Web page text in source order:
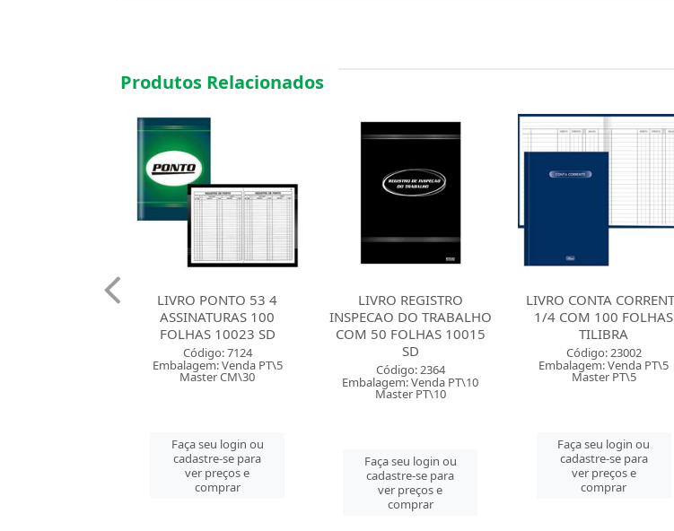
Produtos Relacionados
LIVRO REGISTRO
INSPECAO DO TRABALHO
COM 50 FOLHAS 10015
SD
Código: 2364
Embalagem: Venda PT\10
Faça seu login ou
cadastre-se para
ver preços e
LIVRO CONTA CORRENTE
1/4 COM 100 FOLHAS
TILIBRA
Código: 23002
Embalagem: Venda PT\5
Master PT\5
cadastre-se para
ver preços e
comprar
LIVRO REGISTRO
MODELO 6 TERMO DE
OCORRENCIA COM 50
FOLHAS 10...
Código: 2042
Embalagem: Venda PT\10
Faça seu login ou
cadastre-se para
ver preços e